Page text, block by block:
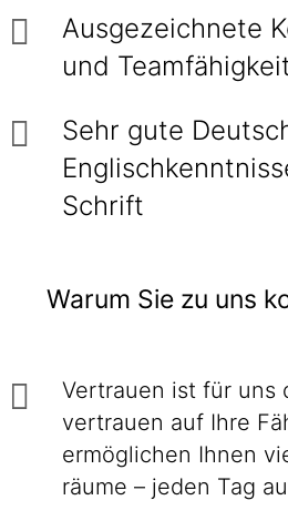
Ausgezeichnete
und
Sehr gute
Schrift
Warum Sie zu uns
Vertrauen ist für uns
ver­trauen auf Ihre
ermög­lichen Ihnen
räume – jeden Tag